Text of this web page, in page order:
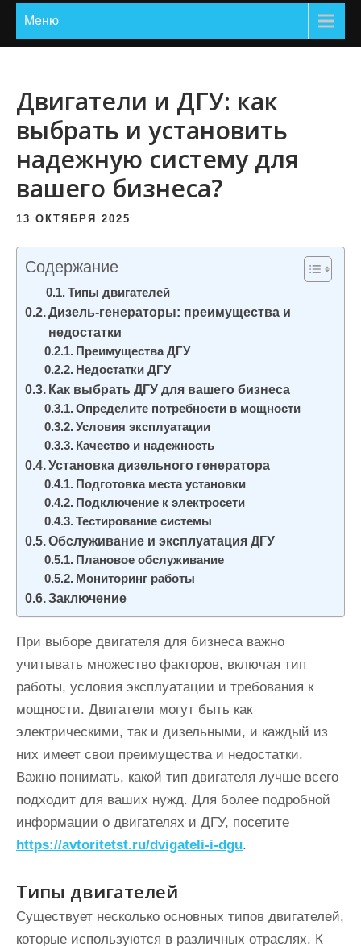
Меню
Двигатели и ДГУ: как
выбрать и установить
надежную систему для
вашего бизнеса?
13 ОКТЯБРЯ 2025
Содержание
Типы двигателей
Дизель-генераторы: преимущества и
недостатки
Преимущества ДГУ
Недостатки ДГУ
Как выбрать ДГУ для вашего бизнеса
Определите потребности в мощности
Условия эксплуатации
Качество и надежность
Установка дизельного генератора
Подготовка места установки
Подключение к электросети
Тестирование системы
Обслуживание и эксплуатация ДГУ
Плановое обслуживание
Мониторинг работы
Заключение
При выборе двигателя для бизнеса важно
учитывать множество факторов, включая тип
работы, условия эксплуатации и требования к
мощности. Двигатели могут быть как
электрическими, так и дизельными, и каждый из
них имеет свои преимущества и недостатки.
Важно понимать, какой тип двигателя лучше всего
подходит для ваших нужд. Для более подробной
информации о двигателях и ДГУ, посетите
https://avtoritetst.ru/dvigateli-i-dgu.
Типы двигателей
Существует несколько основных типов двигателей,
которые используются в различных отраслях. К